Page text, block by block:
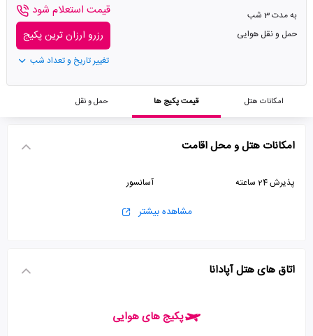
به مدت 3 شب
حمل و نقل هوایی
قیمت استعلام شود
رزرو ارزان ترین پکیج
تغییر تاریخ و تعداد شب
امکانات هتل قیمت پکیج ها حمل و نقل
امکانات هتل و محل اقامت
پذیرش 24 ساعته آسانسور
مشاهده بیشتر
اتاق های هتل آپادانا
پکیج های هوایی